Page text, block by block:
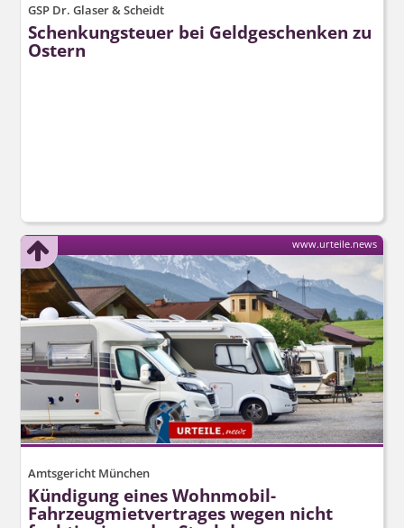
GSP Dr. Glaser & Scheidt
Schenkungsteuer bei Geldgeschenken zu
Ostern
Amtsgericht München
Kündigung eines Wohnmobil-
Fahrzeugmiet­vertrages wegen nicht
www.urteile.news